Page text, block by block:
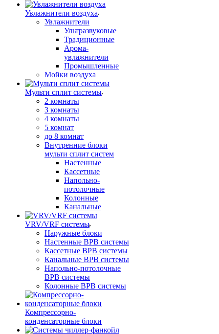
Увлажнители воздуха
Увлажнители
Ультразвуковые
Традиционные
Арома-
увлажнители
Промышленные
Мойки воздуха
Мульти сплит системы
2 комнаты
3 комнаты
4 комнаты
5 комнат
до 8 комнат
Внутренние блоки
мульти сплит систем
Настенные
Кассетные
Напольно-
потолочные
Колонные
Канальные
VRV/VRF системы
Наружные блоки
Настенные ВРВ системы
Кассетные ВРВ системы
Канальные ВРВ системы
Напольно-потолочные
ВРВ системы
Колонные ВРВ системы
Компрессорно-
конденсаторные блоки